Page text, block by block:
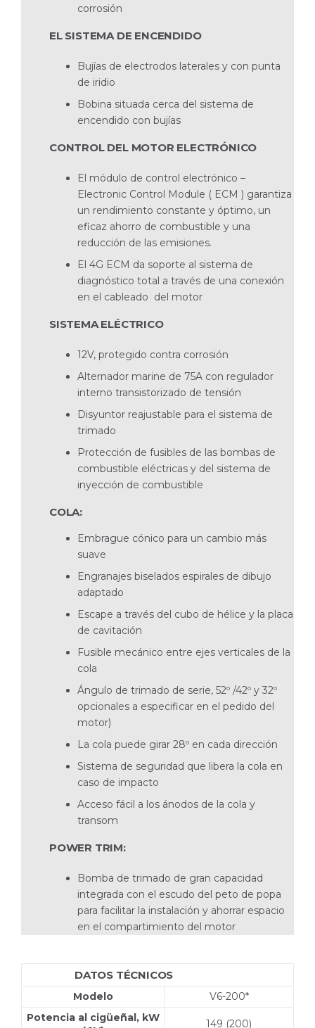
corrosión
EL SISTEMA DE ENCENDIDO
Bujías de electrodos laterales y con punta
de iridio
Bobina situada cerca del sistema de
encendido con bujías
CONTROL DEL MOTOR ELECTRÓNICO
El módulo de control electrónico –
Electronic Control Module ( ECM ) garantiza
un rendimiento constante y óptimo, un
eficaz ahorro de combustible y una
reducción de las emisiones.
El 4G ECM da soporte al sistema de
diagnóstico total a través de una conexión
en el cableado del motor
SISTEMA ELÉCTRICO
12V, protegido contra corrosión
Alternador marine de 75A con regulador
interno transistorizado de tensión
Disyuntor reajustable para el sistema de
trimado
Protección de fusibles de las bombas de
combustible eléctricas y del sistema de
inyección de combustible
COLA:
Embrague cónico para un cambio más
suave
Engranajes biselados espirales de dibujo
adaptado
Escape a través del cubo de hélice y la placa
de cavitación
Fusible mecánico entre ejes verticales de la
cola
Ángulo de trimado de serie, 52º /42º y 32º
opcionales a especificar en el pedido del
motor)
La cola puede girar 28º en cada dirección
Sistema de seguridad que libera la cola en
caso de impacto
Acceso fácil a los ánodos de la cola y
transom
POWER TRIM:
Bomba de trimado de gran capacidad
integrada con el escudo del peto de popa
para facilitar la instalación y ahorrar espacio
en el compartimiento del motor
DATOS TÉCNICOS
Modelo
V6-200*
Potencia al cigüeñal, kW
149 (200)